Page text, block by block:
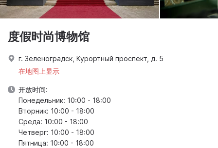
度假时尚博物馆
г. Зеленоградск, Курортный проспект, д. 5
在地图上显示
开放时间:
Понедельник: 10:00 - 18:00
Вторник: 10:00 - 18:00
Среда: 10:00 - 18:00
Четверг: 10:00 - 18:00
Пятница: 10:00 - 18:00